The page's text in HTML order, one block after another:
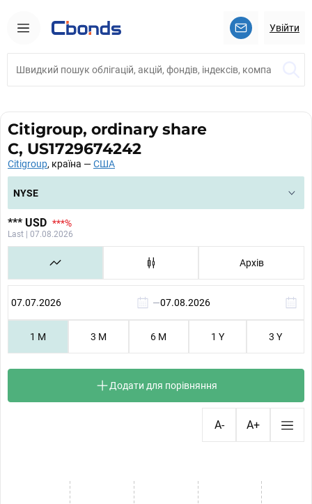
Увійти
Citigroup, ordinary share
C, US1729674242
Citigroup, країна —США
NYSE
*** USD ***%
Last | 07.08.2026
Архів
—
1 M 3 M 6 M 1 Y 3 Y
Додати для порівняння
A- A+